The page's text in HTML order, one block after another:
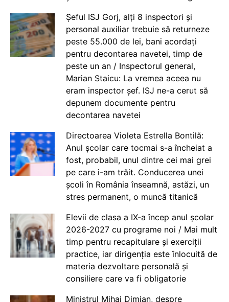
Șeful ISJ Gorj, alți 8 inspectori și
personal auxiliar trebuie să returneze
peste 55.000 de lei, bani acordați
pentru decontarea navetei, timp de
peste un an / Inspectorul general,
Marian Staicu: La vremea aceea nu
eram inspector șef. ISJ ne-a cerut să
depunem documente pentru
decontarea navetei
Directoarea Violeta Estrella Bontilă:
Anul școlar care tocmai s-a încheiat a
fost, probabil, unul dintre cei mai grei
pe care i-am trăit. Conducerea unei
școli în România înseamnă, astăzi, un
stres permanent, o muncă titanică
Elevii de clasa a IX-a încep anul școlar
2026-2027 cu programe noi / Mai mult
timp pentru recapitulare și exerciții
practice, iar dirigenția este înlocuită de
materia dezvoltare personală și
consiliere care va fi obligatorie
Ministrul Mihai Dimian, despre